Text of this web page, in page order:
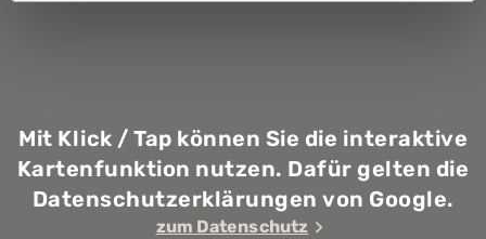
Mit Klick / Tap können Sie die interaktive
Kartenfunktion nutzen. Dafür gelten die
Datenschutzerklärungen von Google.
zum Datenschutz